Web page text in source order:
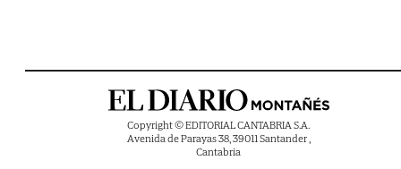
Copyright © EDITORIAL CANTABRIA S.A.
Avenida de Parayas 38, 39011 Santander ,
Cantabria